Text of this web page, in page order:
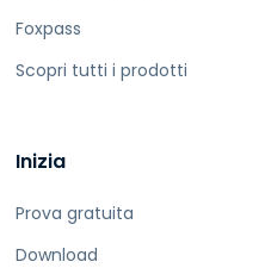
Foxpass
Scopri tutti i prodotti
Inizia
Prova gratuita
Download